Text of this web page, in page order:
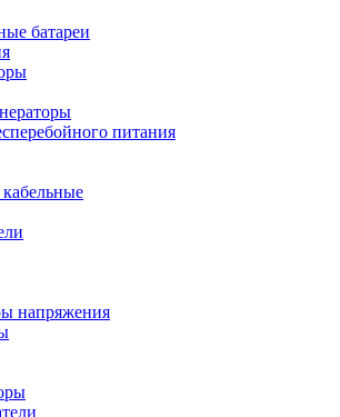
батареи
питания
напряжения